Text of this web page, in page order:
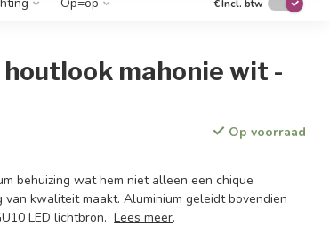
€Incl. btw
mahonie wit -
Op voorraad
behuizing wat hem niet alleen een chique
kwaliteit maakt. Aluminium geleidt bovendien
LED lichtbron.Lees meer.